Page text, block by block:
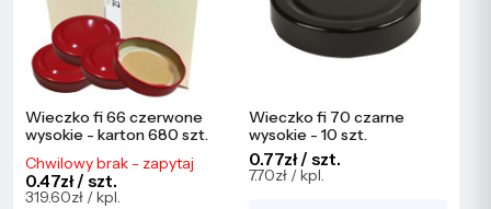
Wieczko fi 66 czerwone
wysokie - karton 680 szt.
Chwilowy brak - zapytaj
0.47zł / szt.
319.60zł / kpl.
Wieczko fi 70 czarne
wysokie - 10 szt.
0.77zł / szt.
7.70zł / kpl.